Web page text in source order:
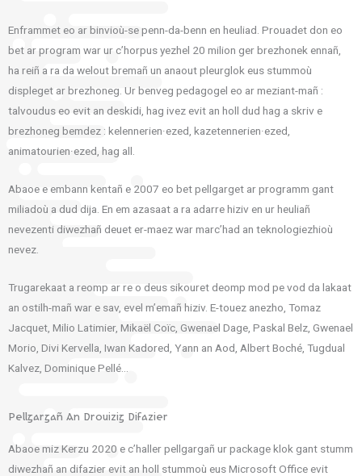
Enframmet eo ar binvioù-se penn-da-benn en heuliad. Prouadet don eo
bet ar program war ur c’horpus yezhel 20 milion ger brezhonek ennañ,
ha reiñ a ra da welout bremañ un anaout pleurglok eus stummoù
displeget ar brezhoneg. Ur benveg pedagogel eo ar meziant-mañ :
talvoudus eo evit an deskidi, hag ivez evit an holl dud hag a skriv e
brezhoneg bemdez : kelennerien·ezed, kazetennerien·ezed,
animatourien·ezed, hag all.
Abaoe e embann kentañ e 2007 eo bet pellgarget ar programm gant
miliadoù a dud dija. En em azasaat a ra adarre hiziv en ur heuliañ
nevezenti diwezhañ deuet er-maez war marc’had an teknologiezhioù
nevez.
Trugarekaat a reomp ar re o deus sikouret deomp mod pe vod da lakaat
an ostilh-mañ war e sav, evel m’emañ hiziv. E-touez anezho, Tomaz
Jacquet, Milio Latimier, Mikaël Coïc, Gwenael Dage, Paskal Belz, Gwenael
Morio, Divi Kervella, Iwan Kadored, Yann an Aod, Albert Boché, Tugdual
Kalvez, Dominique Pellé…
Pellgargañ An Drouizig Difazier
Abaoe miz Kerzu 2020 e c’haller pellgargañ ur package klok gant stumm
diwezhañ an difazier evit an holl stummoù eus Microsoft Office evit